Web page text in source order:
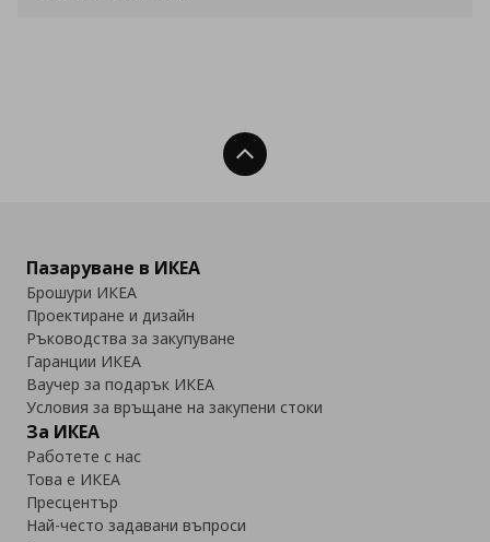
Нагоре
Пазаруване в ИКЕА
Брошури ИКЕА
Проектиране и дизайн
Ръководства за закупуване
Гаранции ИКЕА
Ваучер за подарък ИКЕА
Условия за връщане на закупени стоки
За ИКЕА
Работете с нас
Това е ИКЕА
Пресцентър
Най-често задавани въпроси